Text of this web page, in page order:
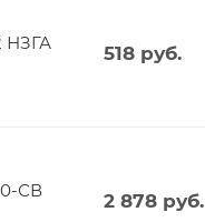
НЗГА 518руб.
СВ 2 878руб.